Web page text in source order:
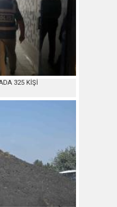
325 KİŞİ